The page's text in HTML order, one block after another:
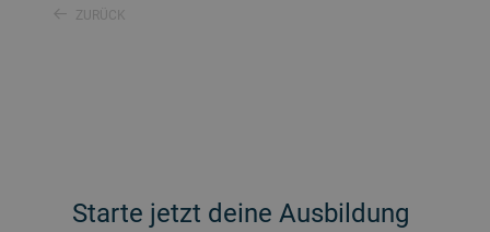
ZURÜCK
Starte jetzt deine Ausbildung